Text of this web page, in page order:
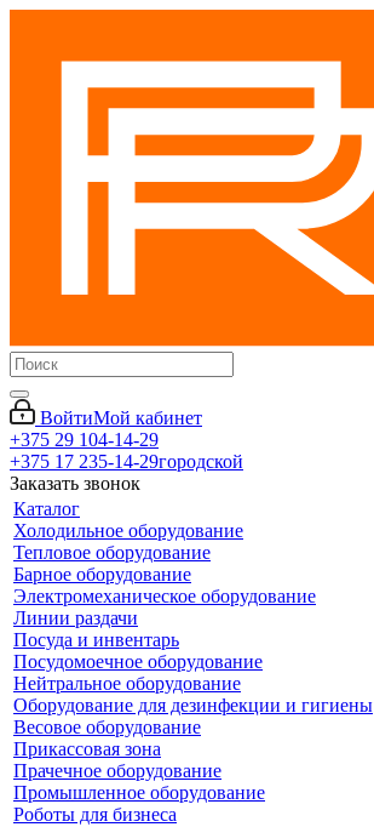
ВойтиМой кабинет
+375 29 104-14-29
+375 17 235-14-29городской
Заказать звонок
Каталог
Холодильное оборудование
Тепловое оборудование
Барное оборудование
Электромеханическое оборудование
Линии раздачи
Посуда и инвентарь
Посудомоечное оборудование
Нейтральное оборудование
Оборудование для дезинфекции и гигиены
Весовое оборудование
Прикассовая зона
Прачечное оборудование
Промышленное оборудование
Роботы для бизнеса